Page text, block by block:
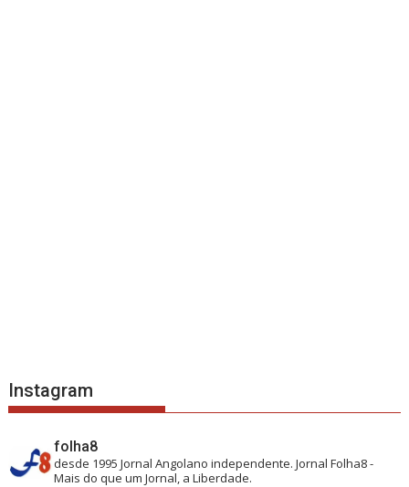
Instagram
folha8
desde 1995 Jornal Angolano independente.Jornal Folha8 -
Mais do que um Jornal, a Liberdade.